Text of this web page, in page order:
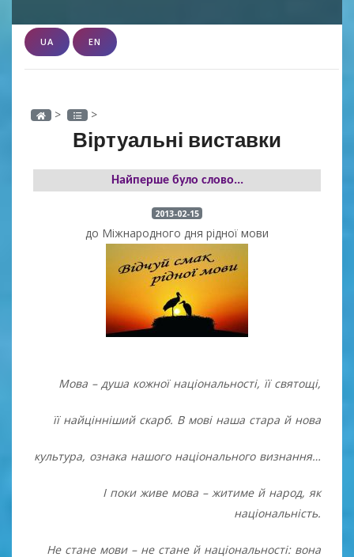
UA EN
> >
Віртуальні виставки
Найперше було слово...
2013-02-15
до Міжнародного дня рідної мови
Мова – душа кожної національності, її святощі,
її найцінніший скарб. В мові наша стара й нова
культура, ознака нашого національного визнання…
І поки живе мова – житиме й народ, як
національність.
Не стане мови – не стане й національності: вона